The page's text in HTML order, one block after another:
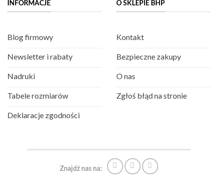
INFORMACJE
Blog firmowy
Newsletter i rabaty
Nadruki
Tabele rozmiarów
Deklaracje zgodności
O SKLEPIE BHP
Kontakt
Bezpieczne zakupy
O nas
Zgłoś błąd na stronie
Znajdź nas na: